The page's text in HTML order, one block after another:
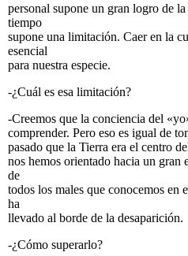
personal supone un gran logro de
tiempo
supone una limitación. Caer en la
esencial
para nuestra especie.
-¿Cuál es esa limitación?
-Creemos que la conciencia del
comprender. Pero eso es igual de
pasado que la Tierra era el centro
nos hemos orientado hacia un gran
de
todos los males que conocemos en
ha
llevado al borde de la desaparición.
-¿Cómo superarlo?